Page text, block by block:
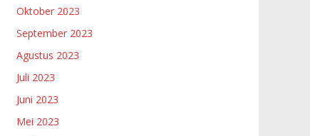
Oktober 2023
September 2023
Agustus 2023
Juli 2023
Juni 2023
Mei 2023